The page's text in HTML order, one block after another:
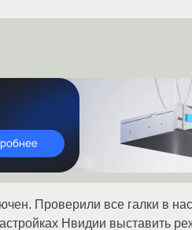
Проверили все галки в
Нвидии выставить